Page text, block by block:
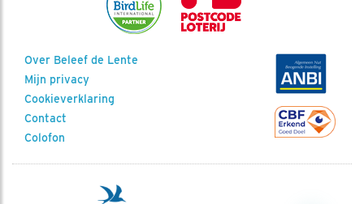
Over Beleef de Lente
Mijn privacy
Cookieverklaring
Contact
Colofon